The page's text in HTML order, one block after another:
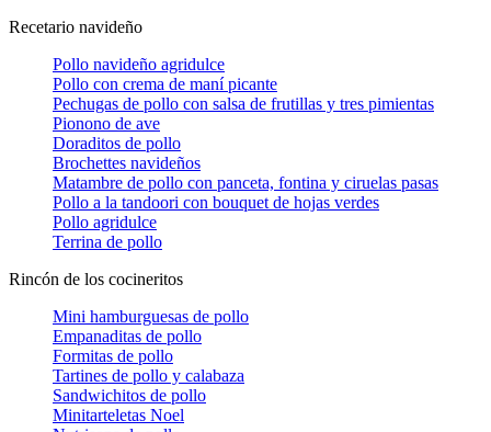
Recetario navideño
Pollo navideño agridulce
Pollo con crema de maní picante
Pechugas de pollo con salsa de frutillas y tres pimientas
Pionono de ave
Doraditos de pollo
Brochettes navideños
Matambre de pollo con panceta, fontina y ciruelas pasas
Pollo a la tandoori con bouquet de hojas verdes
Pollo agridulce
Terrina de pollo
Rincón de los cocineritos
Mini hamburguesas de pollo
Empanaditas de pollo
Formitas de pollo
Tartines de pollo y calabaza
Sandwichitos de pollo
Minitarteletas Noel